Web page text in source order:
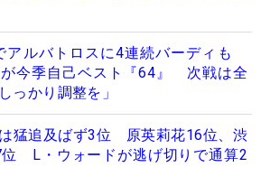
アルバトロスに4連続バーディも
今季自己ベスト『64』 次戦は全
っかり調整を」
猛追及ばず3位 原英莉花16位、渋
位 L・ウォードが逃げ切りで通算2